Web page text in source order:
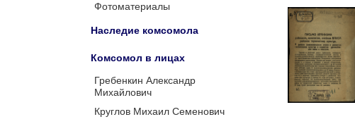
Фотоматериалы
Наследие комсомола
Комсомол в лицах
Гребенкин Александр
Михайлович
Круглов Михаил Семенович